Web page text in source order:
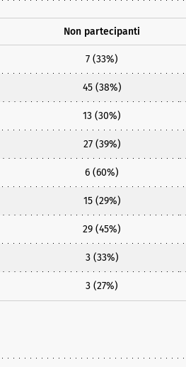
Non partecipanti
7 (33%)
45 (38%)
13 (30%)
27 (39%)
6 (60%)
15 (29%)
29 (45%)
3 (33%)
3 (27%)